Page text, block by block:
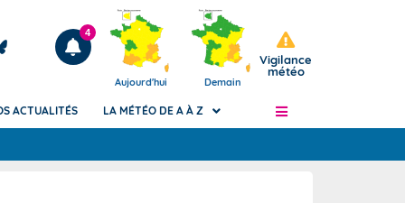
Articles
4
Aujourd'hui Demain
Vigilance
météo
ACTUALITÉS LA MÉTÉO DE A À Z